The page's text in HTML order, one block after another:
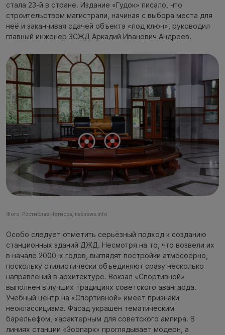
стала 23-й в стране. Издание «Гудок» писало, что
строительством магистрали, начиная с выбора места для
неё и заканчивая сдачей объекта «под ключ», руководил
главный инженер ЗСЖД Аркадий Иванович Андреев.
Фото: Ростислав Нетисов, nsknews.info
Особо следует отметить серьёзный подход к созданию
станционных зданий ДЖД. Несмотря на то, что возвели их
в начале 2000-х годов, выглядят постройки атмосферно,
поскольку стилистически объединяют сразу несколько
направлений в архитектуре. Вокзал «Спортивной»
выполнен в лучших традициях советского авангарда.
Учебный центр на «Спортивной» имеет признаки
неоклассицизма. Фасад украшен тематическим
барельефом, характерным для советского ампира. В
линиях станции «Зоопарк» проглядывает модерн, а